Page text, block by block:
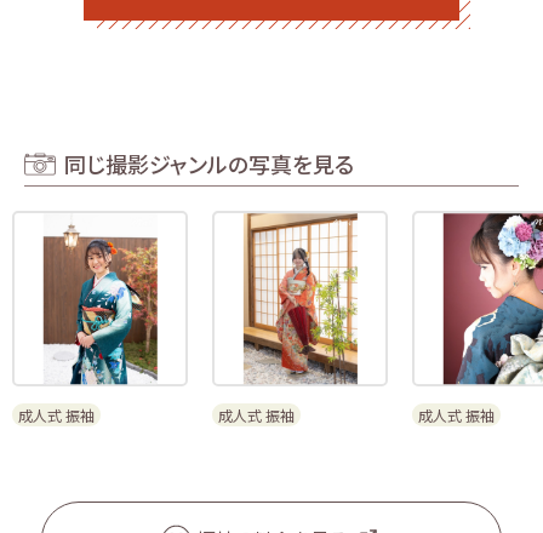
同じ撮影ジャンルの写真を見る
成人式 振袖 成人式 振袖 成人式 振袖